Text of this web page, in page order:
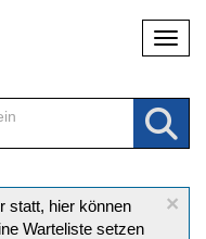
×
statt, hier können
Warteliste setzen